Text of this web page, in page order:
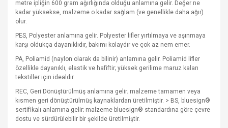
metre ipliğin 600 gram ağırlığında olduğu anlamına gelir. Değer ne
kadar yüksekse, malzeme o kadar sağlam (ve genellikle daha ağır)
olur.
PES, Polyester anlamına gelir. Polyester lifler yırtılmaya ve aşınmaya
karşı oldukça dayanıklıdır, bakımı kolaydır ve çok az nem emer.
PA, Poliamid (naylon olarak da bilinir) anlamına gelir. Poliamid lifler
özellikle dayanıklı, elastik ve hafiftir; yüksek gerilime maruz kalan
tekstiller için idealdir.
REC, Geri Dönüştürülmüş anlamına gelir; malzeme tamamen veya
kısmen geri dönüştürülmüş kaynaklardan üretilmiştir. > BS, bluesign®
sertifikalı anlamına gelir; malzeme bluesign® standardına göre çevre
dostu ve sürdürülebilir bir şekilde üretilmiştir.